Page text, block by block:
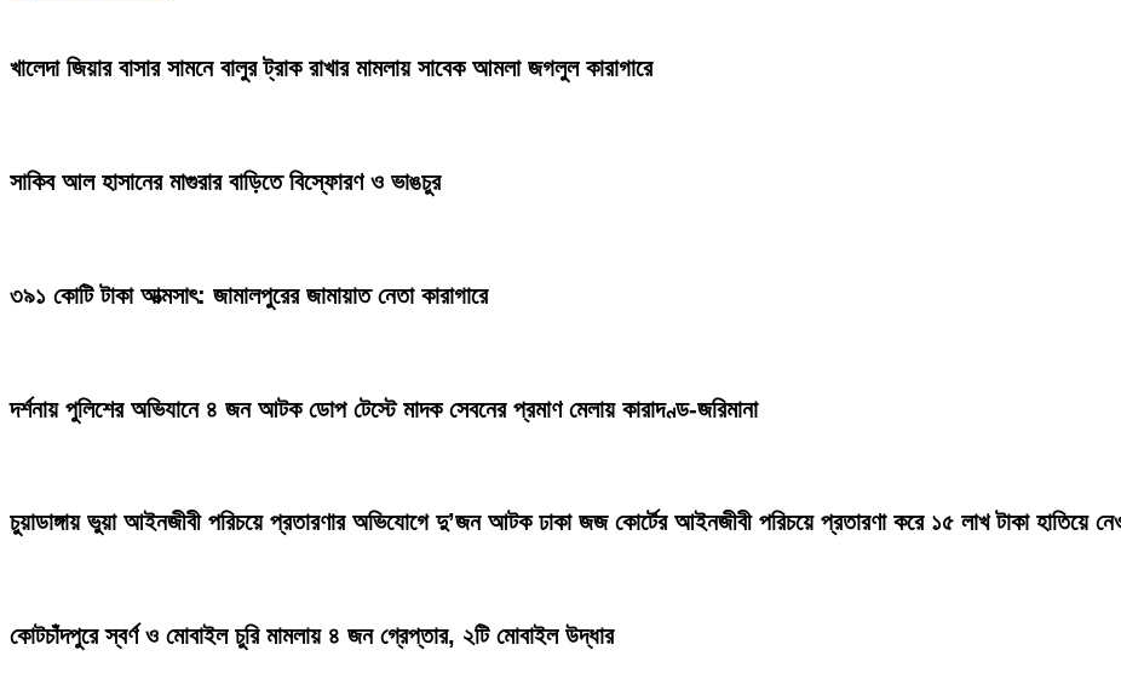
খালেদা জিয়ার বাসার সামনে বালুর ট্রাক রাখার মামলায় সাবেক আমলা জগলুল কারাগারে
সাকিব আল হাসানের মাগুরার বাড়িতে বিস্ফোরণ ও ভাঙচুর
৩৯১ কোটি টাকা আত্মসাৎ: জামালপুরের জামায়াত নেতা কারাগারে
দর্শনায় পুলিশের অভিযানে ৪ জন আটক ডোপ টেস্টে মাদক সেবনের প্রমাণ মেলায় কারাদণ্ড-জরিমানা
চুয়াডাঙ্গায় ভুয়া আইনজীবী পরিচয়ে প্রতারণার অভিযোগে দু’জন আটক ঢাকা জজ কোর্টের আইনজীবী পরিচয়ে প্রতারণা করে ১৫ লাখ টাকা হাতিয়ে
কোটচাঁদপুরে স্বর্ণ ও মোবাইল চুরি মামলায় ৪ জন গ্রেপ্তার, ২টি মোবাইল উদ্ধার